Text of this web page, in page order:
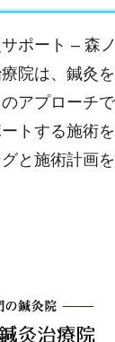
ポート – 森
院は、鍼灸
アプローチ
トする施術
と施術計画